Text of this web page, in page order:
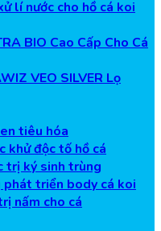
lí nước cho hồ cá koi
BIO Cao Cấp Cho Cá
VEO SILVER Lọ
tiêu hóa
khử độc tố hồ cá
trị ký sinh trùng
triển body cá koi
nấm cho cá